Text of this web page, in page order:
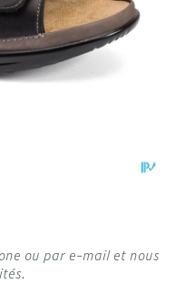
ou par e-mail et nous